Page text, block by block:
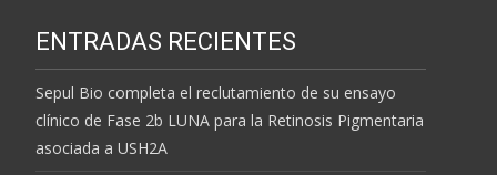
ENTRADAS RECIENTES
Sepul Bio completa el reclutamiento de su ensayo
clínico de Fase 2b LUNA para la Retinosis Pigmentaria
asociada a USH2A